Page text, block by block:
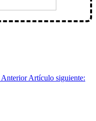
Anterior Artículo siguiente: